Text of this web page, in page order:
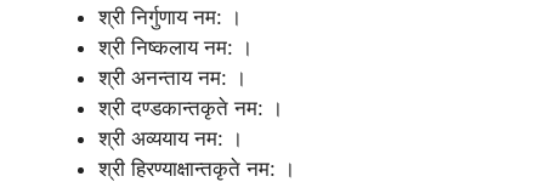
श्री निर्गुणाय नम: ।
श्री निष्कलाय नम: ।
श्री अनन्ताय नम: ।
श्री दण्डकान्तकृते नम: ।
श्री अव्ययाय नम: ।
श्री हिरण्याक्षान्तकृते नम: ।